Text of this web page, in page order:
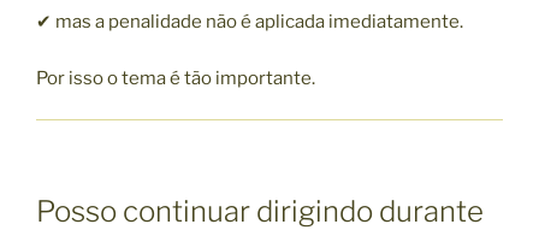
✔ mas a penalidade não é aplicada imediatamente.
Por isso o tema é tão importante.
Posso continuar dirigindo durante